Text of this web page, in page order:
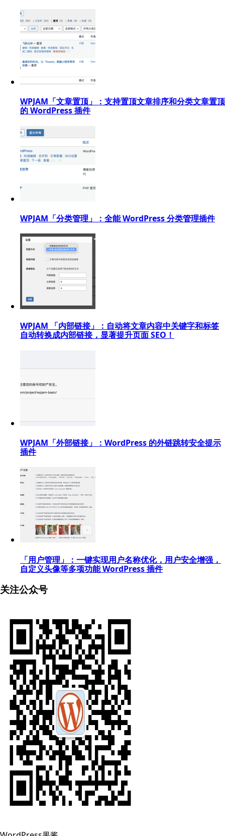
WPJAM「文章置顶」：支持置顶文章排序和分类文章置顶
的 WordPress 插件
WPJAM「分类管理」：全能 WordPress 分类管理插件
WPJAM 「内部链接」：自动将文章内容中关键字和标签
自动转换成内部链接，显著提升页面 SEO！
WPJAM「外部链接」：WordPress 的外链跳转安全提示
插件
「用户管理」：一键实现用户名称优化，用户安全增强，
自定义头像等多项功能 WordPress 插件
关注公众号